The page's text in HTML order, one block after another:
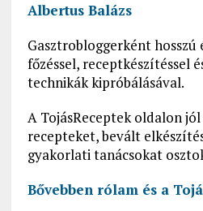
Albertus Balázs
Gasztrobloggerként
főzéssel, receptkészítéssel
technikák kipróbálásával.
A TojásReceptek oldalon
recepteket, bevált
gyakorlati tanácsokat
Bővebben rólam és a